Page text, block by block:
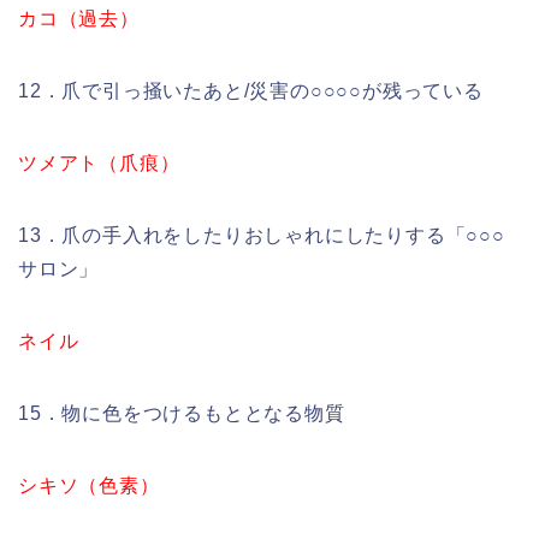
カコ（過去）
12．爪で引っ掻いたあと/災害の○○○○が残っている
ツメアト（爪痕）
13．爪の手入れをしたりおしゃれにしたりする「○○○
サロン」
ネイル
15．物に色をつけるもととなる物質
シキソ（色素）